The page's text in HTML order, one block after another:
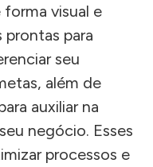
visual e
para
seu
além de
auxiliar na
negócio. Esses
processos e